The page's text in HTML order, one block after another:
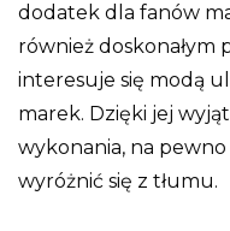
dodatek dla fanów
również
interesuje się modą
marek. Dzięki jej
wykonania, na
wyróżnić się z tłumu.